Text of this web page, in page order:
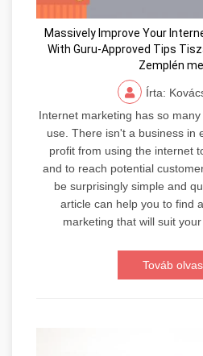
Massively Improve Your
With Guru-Approved Tips
Zemplén
Írta:
Internet marketing has so
use. There isn't a business in
profit from using the internet
and to reach potential
be surprisingly simple and
article can help you to find
marketing that will suit
Továb